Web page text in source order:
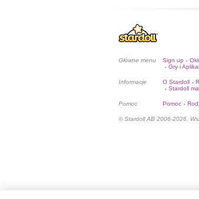
Główne menu Sign up •
• Gry i
Informacje O Stardoll •
• Stardoll
Pomoc Pomoc •
© Stardoll AB 2006-2026.